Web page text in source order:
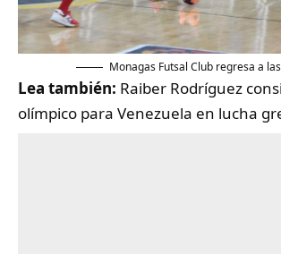
Monagas Futsal Club regresa a
Lea también: Raiber Rodríguez
olímpico para Venezuela en lucha